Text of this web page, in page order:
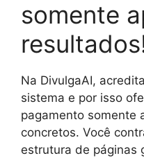
somente
Na DivulgaAI,
sistema e por isso
pagamento somente
concretos. Você
estrutura de páginas